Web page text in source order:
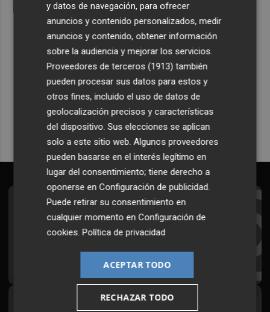
Recibe toda la actualidad de
Plaza Podcast en tu correo
Quiero suscribirme
Suscríbete al Boletín
Todos los días a primera hora en tu email
y datos de navegación, para ofrecer
anuncios y contenido personalizados, medir
anuncios y contenido, obtener información
sobre la audiencia y mejorar los servicios.
Proveedores de terceros (1913) también
pueden procesar sus datos para estos y
otros fines, incluido el uso de datos de
geolocalización precisos y características
del dispositivo. Sus elecciones se aplican
solo a este sitio web. Algunos proveedores
pueden basarse en el interés legítimo en
lugar del consentimiento; tiene derecho a
oponerse enConfiguración de publicidad.
Puede retirar su consentimiento en
cualquier momento enConfiguración de
cookies.Política de privacidad
ACEPTAR TODO
RECHAZAR TODO